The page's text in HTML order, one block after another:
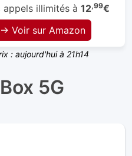
appels illimités à 12,99€
→ Voir sur Amazon
: aujourd'hui à 21h14
5G